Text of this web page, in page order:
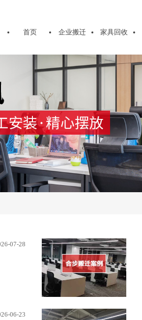
首页 企业搬迁 家具回收
07-28
06-23